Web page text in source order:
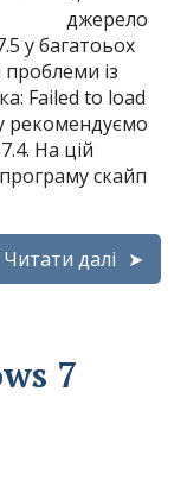
джерело
у багатоьох
із
Failed to load
рекомендуємо
На цій
скайп
Читати далі
7